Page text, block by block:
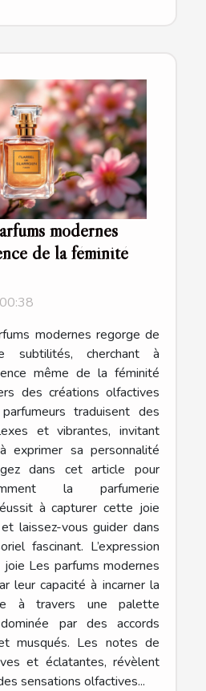
modernes
de la féminité
modernes regorge de
subtilités, cherchant à
même de la féminité
des créations olfactives
traduisent des
et vibrantes, invitant
exprimer sa personnalité
dans cet article pour
la parfumerie
à capturer cette joie
laissez-vous guider dans
fascinant. L’expression
Les parfums modernes
leur capacité à incarner la
à travers une palette
par des accords
musqués. Les notes de
et éclatantes, révèlent
sensations olfactives...